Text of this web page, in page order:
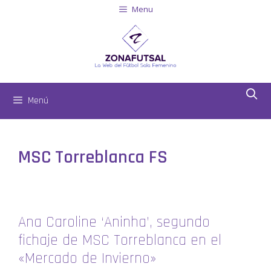
Menu
Menú
MSC Torreblanca FS
Ana Caroline ‘Aninha’, segundo
fichaje de MSC Torreblanca en el
«Mercado de Invierno»